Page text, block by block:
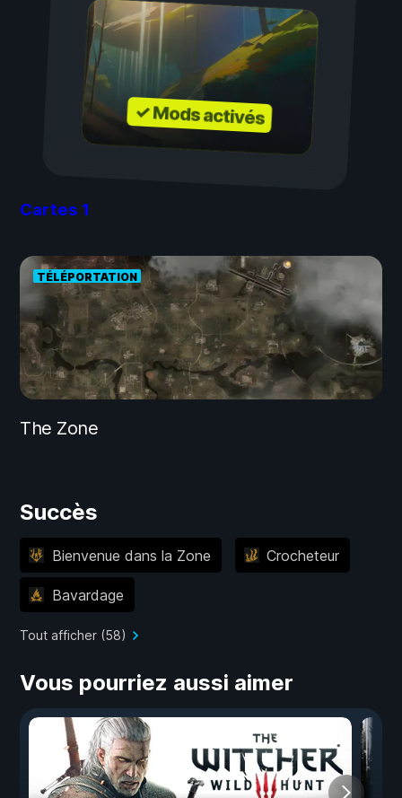
✓ Mods activés
Cartes 1
TÉLÉPORTATION
The Zone
Succès
Bienvenue dans la Zone Crocheteur
Bavardage
Tout afficher (58)
Vous pourriez aussi aimer